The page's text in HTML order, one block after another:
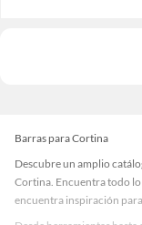
Barras para Cortina
Descubre un amplio
Cortina. Encuentra todo lo
encuentra inspiración